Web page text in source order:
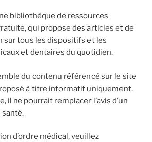
bibliothèque de ressources
qui propose des articles et de
sur tous les dispositifs et les
et dentaires du quotidien.
du contenu référencé sur le site
à titre informatif uniquement.
il ne pourrait remplacer l’avis d’un
d’ordre médical, veuillez